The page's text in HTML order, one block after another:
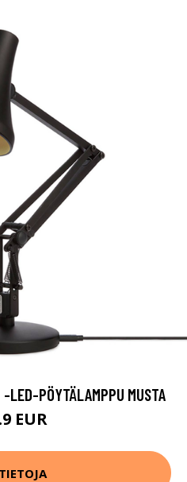
LED-PÖYTÄLAMPPU MUSTA
EUR